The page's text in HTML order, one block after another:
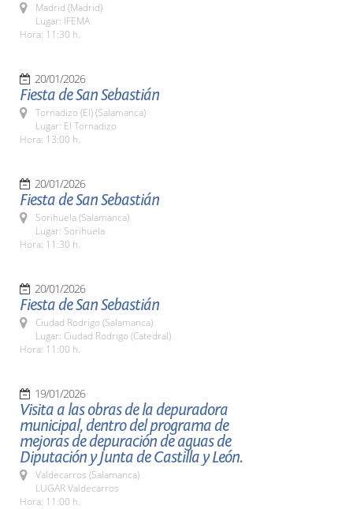
Madrid (Madrid)
Lugar: IFEMA
Hora: 11:30 h.
20/01/2026
Fiesta de San Sebastián
Tornadizo (El) (Salamanca)
Lugar: El Tornadizo
Hora: 13:00 h.
20/01/2026
Fiesta de San Sebastián
Sorihuela (Salamanca)
Lugar: Sorihuela
Hora: 11:30 h.
20/01/2026
Fiesta de San Sebastián
Ciudad Rodrigo (Salamanca)
Lugar: Ciudad Rodrigo (Catedral)
Hora: 11:00 h.
19/01/2026
Visita a las obras de la depuradora
municipal, dentro del programa de
mejoras de depuración de aguas de
Diputación y Junta de Castilla y León.
Valdecarros (Salamanca)
LUGAR Valdecarros
Hora: 11:00 h.